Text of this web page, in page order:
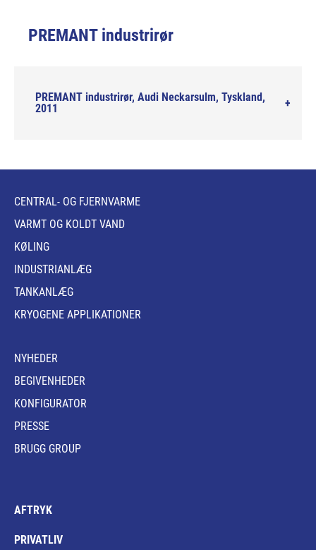
PREMANT industrirør
PREMANT industrirør, Audi Neckarsulm, Tyskland,
2011
CENTRAL- OG FJERNVARME
VARMT OG KOLDT VAND
KØLING
INDUSTRIANLÆG
TANKANLÆG
KRYOGENE APPLIKATIONER
NYHEDER
BEGIVENHEDER
KONFIGURATOR
PRESSE
BRUGG GROUP
AFTRYK
PRIVATLIV